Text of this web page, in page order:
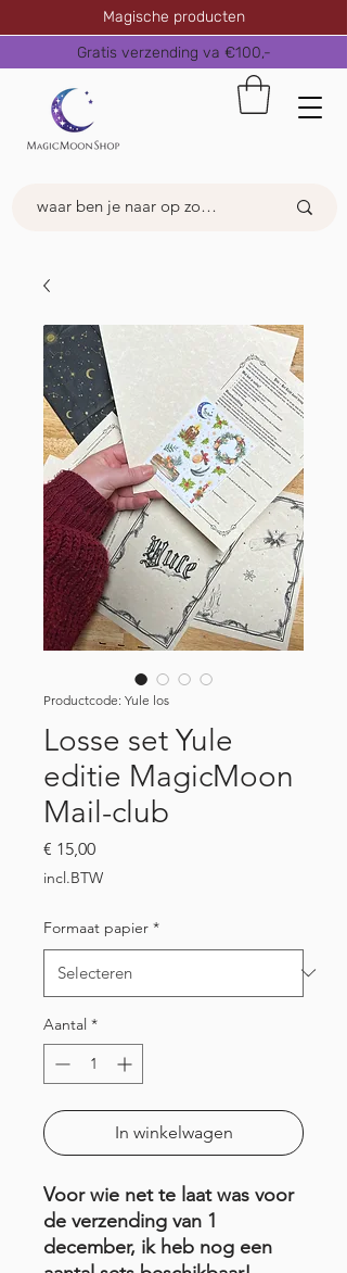
Magische producten
Gratis verzending va €100,-
Productcode: Yule los
Losse set Yule
editie MagicMoon
Mail-club
€ 15,00Prijs
incl.BTW
Formaat papier *
Aantal *
In winkelwagen
Voor wie net te laat was voor
de verzending van 1
december, ik heb nog een